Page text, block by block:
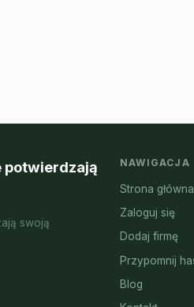
potwierdzają
swoją
NAWIGACJA
Strona główna
Zaloguj się
Dodaj firmę
Przypomnij
Blog